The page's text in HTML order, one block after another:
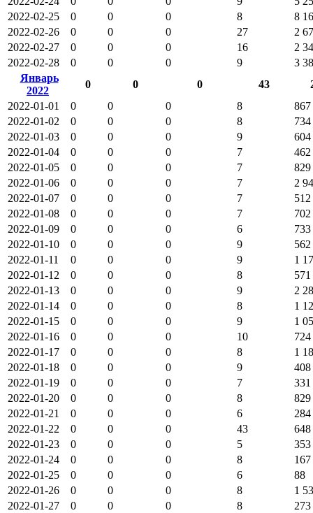
2022-02-25
0 0 0 8
8
2022-02-26
0 0 0 27
2
2022-02-27
0 0 0 16
2
2022-02-28
0 0 0 9
3
Январь
2022
0 0 0 43
2022-01-01
0 0 0 8
867
2022-01-02
0 0 0 8
734
2022-01-03
0 0 0 9
604
2022-01-04
0 0 0 7
462
2022-01-05
0 0 0 7
829
2022-01-06
0 0 0 7
2
2022-01-07
0 0 0 7
512
2022-01-08
0 0 0 7
702
2022-01-09
0 0 0 6
733
2022-01-10
0 0 0 9
562
2022-01-11
0 0 0 9
1
2022-01-12
0 0 0 8
571
2022-01-13
0 0 0 9
2
2022-01-14
0 0 0 8
1
2022-01-15
0 0 0 9
1
2022-01-16
0 0 0 10
724
2022-01-17
0 0 0 8
1
2022-01-18
0 0 0 9
408
2022-01-19
0 0 0 7
331
2022-01-20
0 0 0 8
829
2022-01-21
0 0 0 6
284
2022-01-22
0 0 0 43
648
2022-01-23
0 0 0 5
353
2022-01-24
0 0 0 8
167
2022-01-25
0 0 0 6
88
2022-01-26
0 0 0 8
1
2022-01-27
0 0 0 8
273